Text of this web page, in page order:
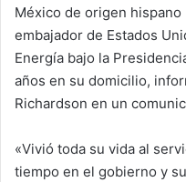
México de origen
embajador de Estados
Energía bajo la
años en su domicilio,
Richardson en un
«Vivió toda su vida al
tiempo en el gobierno y